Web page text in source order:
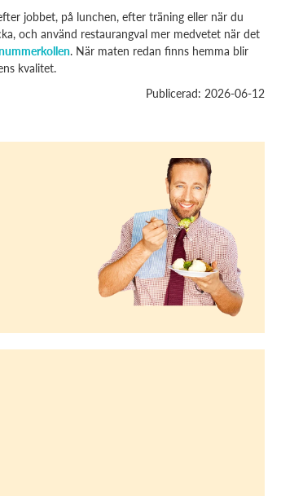
jobbet, på lunchen, efter träning eller när du
och använd restaurangval mer medvetet när det
. När maten redan finns hemma blir
kvalitet.
Publicerad: 2026-06-12